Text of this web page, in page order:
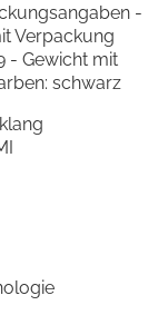
-
Verpackung
- Gewicht mit
schwarz